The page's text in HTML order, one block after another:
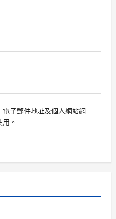
電子郵件地址及個人網站網
。